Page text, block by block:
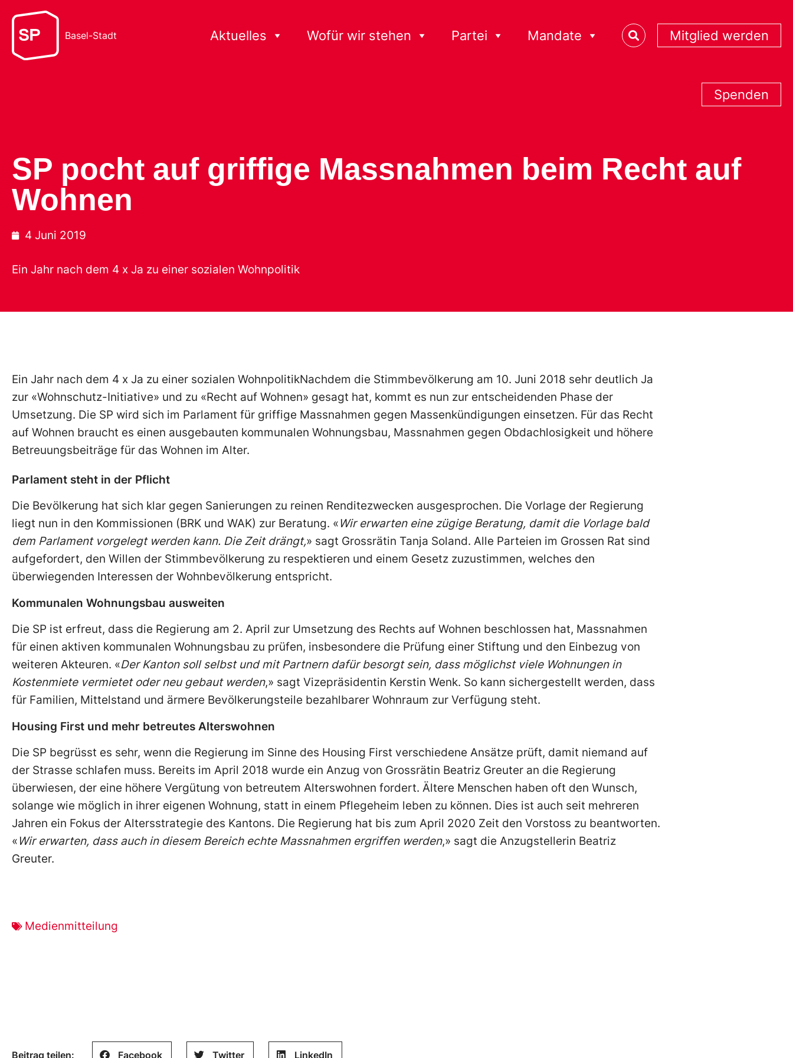
Basel-Stadt Aktuelles Wofür wir stehen Partei Mandate Mitglied werden
Spenden
SP pocht auf griffige Massnahmen beim Recht auf
Wohnen
4 Juni 2019
Ein Jahr nach dem 4 x Ja zu einer sozialen Wohnpolitik
Ein Jahr nach dem 4 x Ja zu einer sozialen WohnpolitikNachdem die Stimmbevölkerung am 10. Juni 2018 sehr deutlich Ja
zur «Wohnschutz-Initiative» und zu «Recht auf Wohnen» gesagt hat, kommt es nun zur entscheidenden Phase der
Umsetzung. Die SP wird sich im Parlament für griffige Massnahmen gegen Massenkündigungen einsetzen. Für das Recht
auf Wohnen braucht es einen ausgebauten kommunalen Wohnungsbau, Massnahmen gegen Obdachlosigkeit und höhere
Betreuungsbeiträge für das Wohnen im Alter.
Parlament steht in der Pflicht
Die Bevölkerung hat sich klar gegen Sanierungen zu reinen Renditezwecken ausgesprochen. Die Vorlage der Regierung
liegt nun in den Kommissionen (BRK und WAK) zur Beratung. «Wir erwarten eine zügige Beratung, damit die Vorlage bald
dem Parlament vorgelegt werden kann. Die Zeit drängt,» sagt Grossrätin Tanja Soland. Alle Parteien im Grossen Rat sind
aufgefordert, den Willen der Stimmbevölkerung zu respektieren und einem Gesetz zuzustimmen, welches den
überwiegenden Interessen der Wohnbevölkerung entspricht.
Kommunalen Wohnungsbau ausweiten
Die SP ist erfreut, dass die Regierung am 2. April zur Umsetzung des Rechts auf Wohnen beschlossen hat, Massnahmen
für einen aktiven kommunalen Wohnungsbau zu prüfen, insbesondere die Prüfung einer Stiftung und den Einbezug von
weiteren Akteuren. «Der Kanton soll selbst und mit Partnern dafür besorgt sein, dass möglichst viele Wohnungen in
Kostenmiete vermietet oder neu gebaut werden,» sagt Vizepräsidentin Kerstin Wenk. So kann sichergestellt werden, dass
für Familien, Mittelstand und ärmere Bevölkerungsteile bezahlbarer Wohnraum zur Verfügung steht.
Housing First und mehr betreutes Alterswohnen
Die SP begrüsst es sehr, wenn die Regierung im Sinne des Housing First verschiedene Ansätze prüft, damit niemand auf
der Strasse schlafen muss. Bereits im April 2018 wurde ein Anzug von Grossrätin Beatriz Greuter an die Regierung
überwiesen, der eine höhere Vergütung von betreutem Alterswohnen fordert. Ältere Menschen haben oft den Wunsch,
solange wie möglich in ihrer eigenen Wohnung, statt in einem Pflegeheim leben zu können. Dies ist auch seit mehreren
Jahren ein Fokus der Altersstrategie des Kantons. Die Regierung hat bis zum April 2020 Zeit den Vorstoss zu beantworten.
«Wir erwarten, dass auch in diesem Bereich echte Massnahmen ergriffen werden,» sagt die Anzugstellerin Beatriz
Greuter.
Medienmitteilung
Beitrag teilen: Facebook Twitter LinkedIn